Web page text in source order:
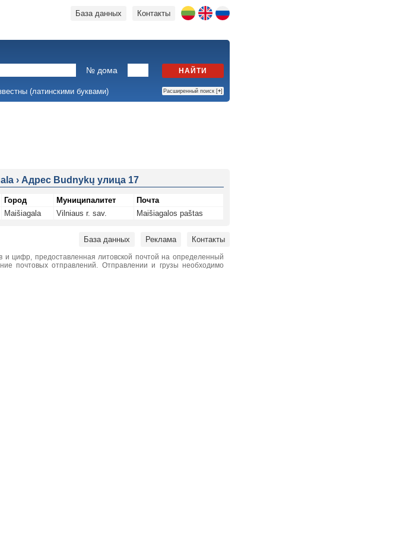
Контакты
База данных
№ дома НАЙТИ
(латинскими буквами) Расширенный поиск [+]
› Адрес Budnykų улица 17
Город Муниципалитет
Почта
Maišiagala Vilniaus r. sav. Maišiagalos paštas
База данных Реклама Контакты
и цифр, предоставленная литовской почтой на определенный
почтовых отправлений. Отправлении и грузы необходимо